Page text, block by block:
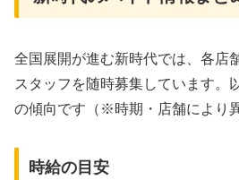
全国展開が進む新時代では、各店
スタッフを随時募集しています。
の傾向です（※時期・店舗により
時給の目安